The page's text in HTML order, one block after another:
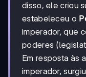
disso, ele criou
estabeleceu o
imperador, que
poderes
Em resposta às
imperador,